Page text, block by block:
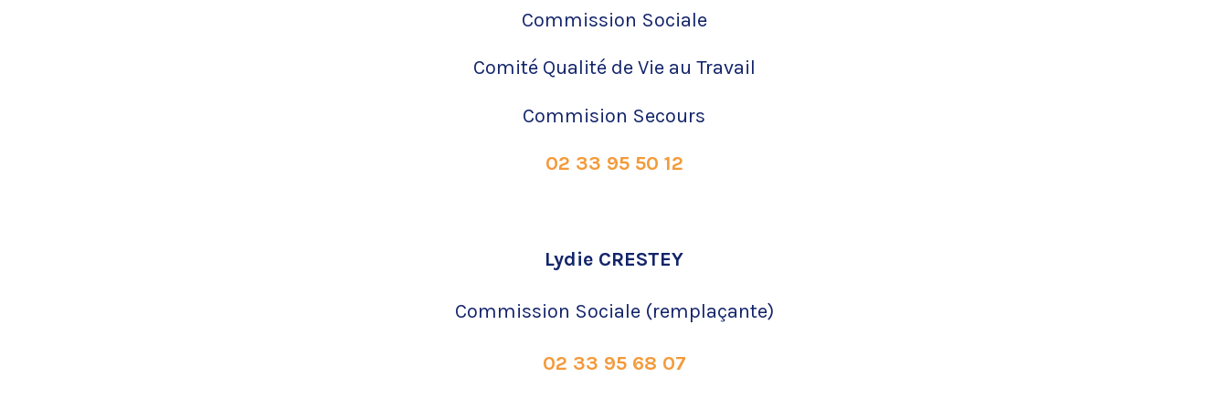
Commission Sociale
Comité Qualité de Vie au Travail
Commision Secours
02 33 95 50 12
Lydie CRESTEY
Commission Sociale (remplaçante)
02 33 95 68 07